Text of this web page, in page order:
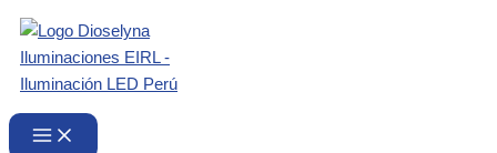
contenido